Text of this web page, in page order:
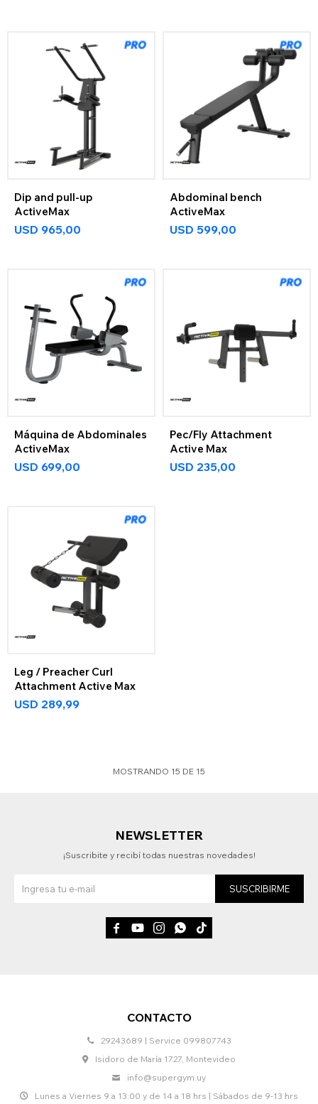
Dip and pull-up
ActiveMax
USD 965,00
Abdominal bench
ActiveMax
USD 599,00
Máquina de Abdominales
ActiveMax
USD 699,00
Pec/Fly Attachment
Active Max
USD 235,00
Leg / Preacher Curl
Attachment Active Max
USD 289,99
MOSTRANDO 15 DE 15
CONTACTO
29243689 | Service 099807743
Isidoro de María 1727, Montevideo
info@supergym.uy
Lunes a Viernes 9 a 13:00 y de 14 a 18 hrs | Sábados de 9-13 hrs
NEWSLETTER
¡Suscribite y recibí todas nuestras novedades!
SUSCRIBIRME
    